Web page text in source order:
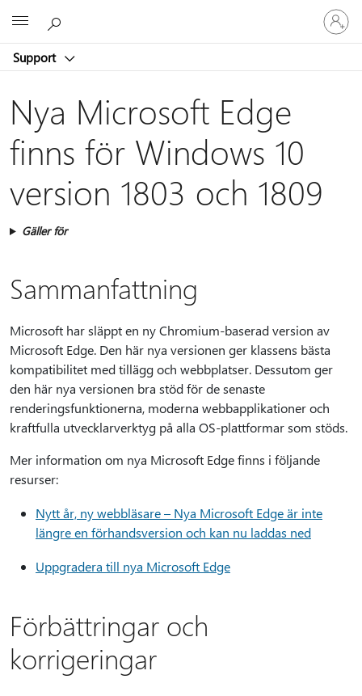
Support
Logga
in
på
konto
Nya Microsoft Edge
finns för Windows 10
version 1803 och 1809
Gäller för
Sammanfattning
Microsoft har släppt en ny Chromium-baserad version av
Microsoft Edge. Den här nya versionen ger klassens bästa
kompatibilitet med tillägg och webbplatser. Dessutom ger
den här nya versionen bra stöd för de senaste
renderingsfunktionerna, moderna webbapplikationer och
kraftfulla utvecklarverktyg på alla OS-plattformar som stöds.
Mer information om nya Microsoft Edge finns i följande
resurser:
Nytt år, ny webbläsare – Nya Microsoft Edge är inte
längre en förhandsversion och kan nu laddas ned
Uppgradera till nya Microsoft Edge
Förbättringar och
korrigeringar